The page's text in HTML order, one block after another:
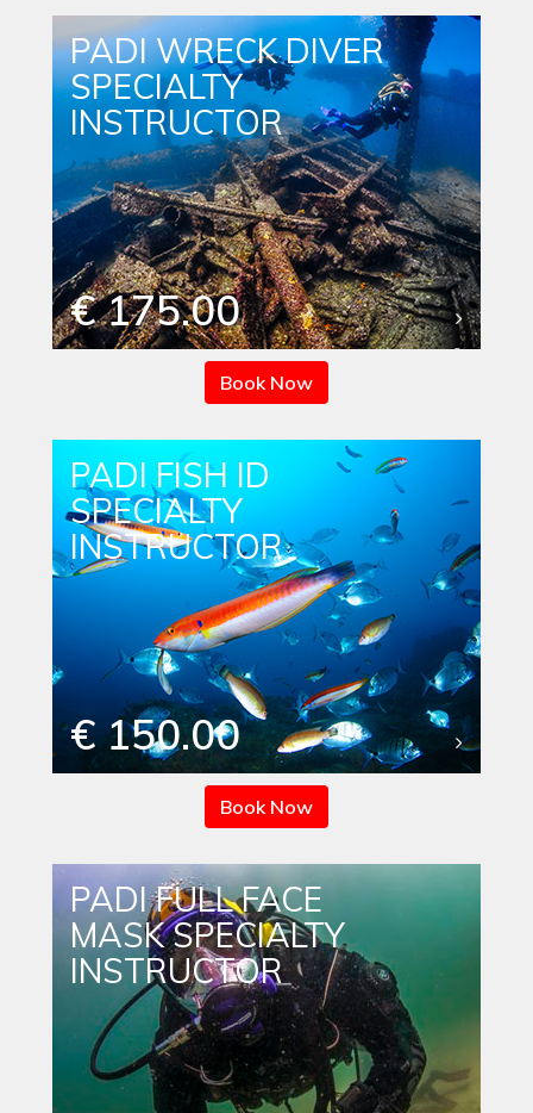
PADI WRECK DIVER
SPECIALTY
INSTRUCTOR
€ 175.00
Book Now
PADI FISH ID
SPECIALTY
INSTRUCTOR
€ 150.00
Book Now
PADI FULL FACE
MASK SPECIALTY
INSTRUCTOR